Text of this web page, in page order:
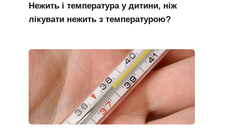
Нежить і температура у дитини, ніж
лікувати нежить з температурою?